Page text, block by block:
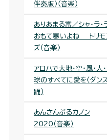
伴奏版）（音楽）
ありあまる富／シャ・ラ・
おもて寒いよね トリモ
ズ（音楽）
アロハで大地・空・風・人
球のすべてに愛を（ダン
踊）
あんさんぶるカノン
2020（音楽）